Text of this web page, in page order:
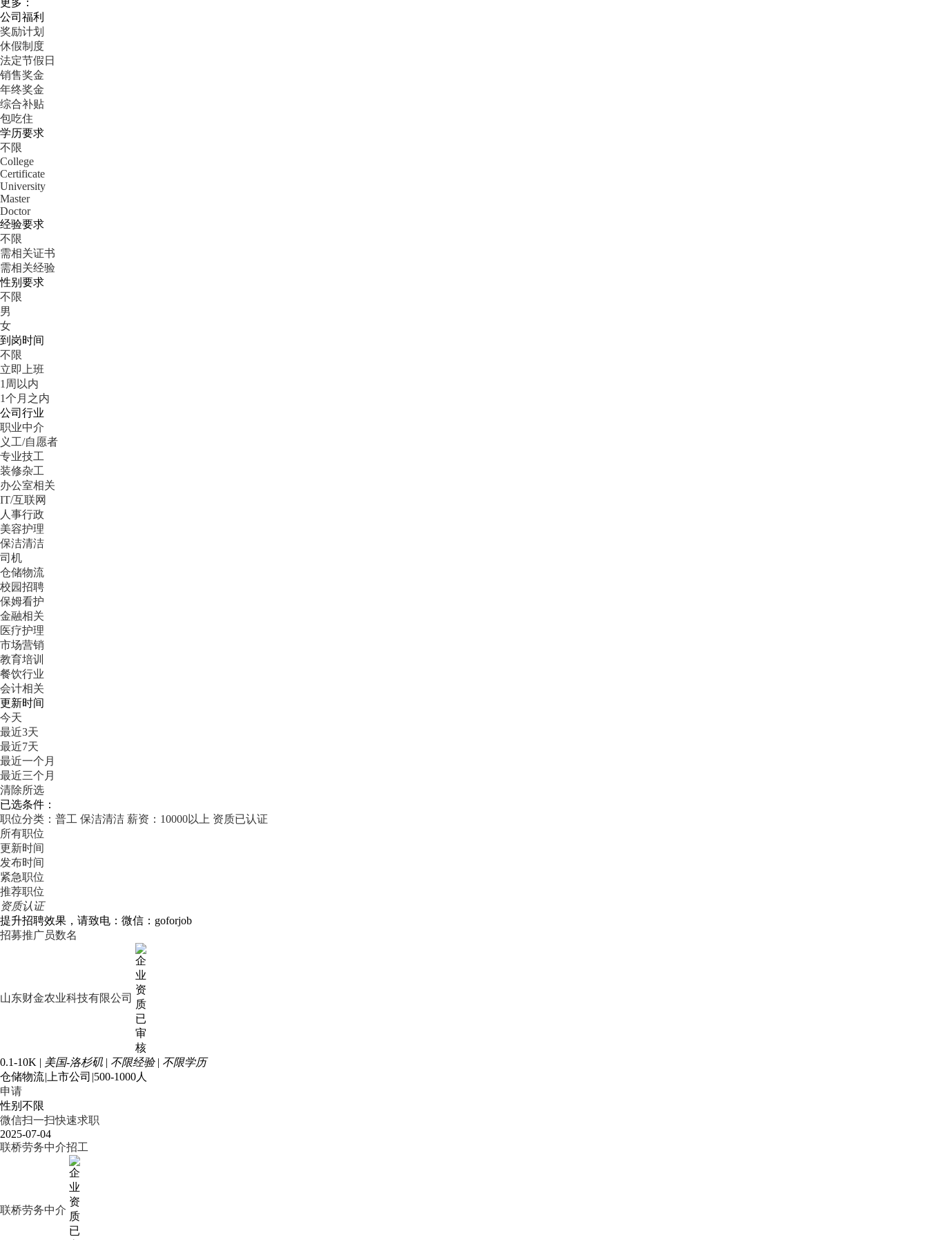
更多：
公司福利
奖励计划
休假制度
法定节假日
销售奖金
年终奖金
综合补贴
包吃住
学历要求
不限
College
Certificate
University
Master
Doctor
经验要求
不限
需相关证书
需相关经验
性别要求
不限
男
女
到岗时间
不限
立即上班
1周以内
1个月之内
公司行业
职业中介
义工/自愿者
专业技工
装修杂工
办公室相关
IT/互联网
人事行政
美容护理
保洁清洁
司机
仓储物流
校园招聘
保姆看护
金融相关
医疗护理
市场营销
教育培训
餐饮行业
会计相关
更新时间
今天
最近3天
最近7天
最近一个月
最近三个月
清除所选
已选条件：
职位分类：普工 保洁清洁 薪资：10000以上 资质已认证
所有职位
更新时间
发布时间
紧急职位
推荐职位
资质认证
提升招聘效果，请致电：微信：goforjob
招募推广员数名
山东财金农业科技有限公司
0.1-10K | 美国-洛杉矶 | 不限经验 | 不限学历
仓储物流| 上市公司 |500-1000人
申请
性别不限
微信扫一扫快速求职
2025-07-04
联桥劳务中介招工
联桥劳务中介